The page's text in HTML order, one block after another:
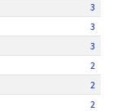
3
3
3
2
2
2